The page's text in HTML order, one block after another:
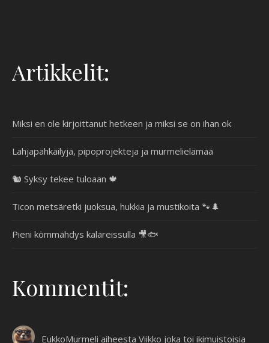
Artikkelit:
Miksi en ole kirjoittanut hetkeen ja miksi se on ihan ok
Lahjapähkäilyjä, pipoprojekteja ja murmelielämää
🐿️ Syksy tekee tuloaan 🍁
Ticon metsäretki juoksua, hukkia ja mustikoita 🐾🌲
Pieni kömmähdys kalareissulla 🎥🐟
Kommentit:
EukkoMurmeli aiheesta Viikko joka toi ikimuistoisia